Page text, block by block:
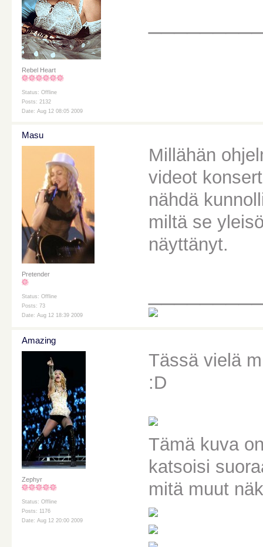
Rebel Heart
Status: Offline
Posts: 2132
Date: Aug 12 08:05 2009
Masu
Pretender
Status: Offline
Posts: 73
Date: Aug 12 18:39 2009
Millähän
videot
nähdä
miltä se
näyttänyt.
Amazing
Zephyr
Status: Offline
Posts: 1176
Date: Aug 12 20:00 2009
Tässä vielä
:D
Tämä kuva
katsoisi
mitä muut